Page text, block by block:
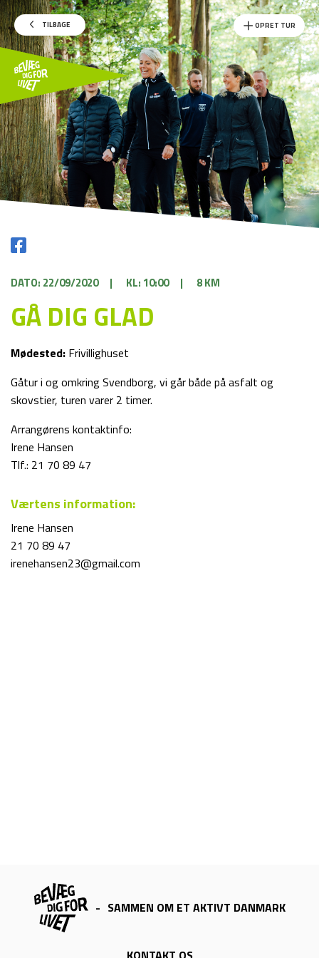
TILBAGE OPRET TUR
DATO: 22/09/2020 | KL: 10:00 | 8 KM
GÅ DIG GLAD
Mødested: Frivillighuset
Gåtur i og omkring Svendborg, vi går både på asfalt og
skovstier, turen varer 2 timer.
Arrangørens kontaktinfo:
Irene Hansen
Tlf.: 21 70 89 47
Værtens information:
Irene Hansen
21 70 89 47
irenehansen23@gmail.com
- SAMMEN OM ET AKTIVT DANMARK